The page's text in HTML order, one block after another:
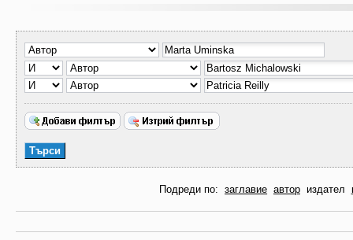
Подреди по: заглавие автор издател